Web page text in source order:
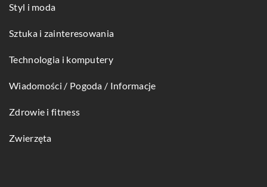
Styl i moda
Sztuka i zainteresowania
Technologia i komputery
Wiadomości / Pogoda / Informacje
Zdrowie i fitness
Zwierzęta